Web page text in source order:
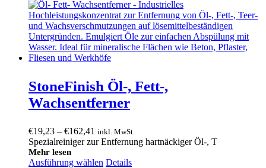
StoneFinish Öl-, Fett-,
Wachsentferner
€19,23 – €162,41 Preisspanne:
€19,23
€162,41
inkl. MwSt.
Spezialreiniger zur Entfernung hartnäckiger Öl-, T
Mehr lesen
Ausführung wählen Details